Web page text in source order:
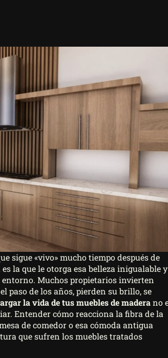
sigue «vivo» mucho tiempo después de
la que le otorga esa belleza inigualable y
entorno. Muchos propietarios invierten
paso de los años, pierden su brillo, se
la vida de tus muebles de maderano
Entender cómo reacciona la fibra de la
de comedor o esa cómoda antigua
que sufren los muebles tratados